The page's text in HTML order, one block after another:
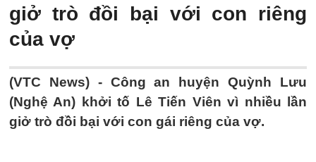
giở trò đồi bại với con riêng
của vợ
(VTC News) - Công an huyện Quỳnh Lưu
(Nghệ An) khởi tố Lê Tiến Viên vì nhiều lần
giở trò đồi bại với con gái riêng của vợ.